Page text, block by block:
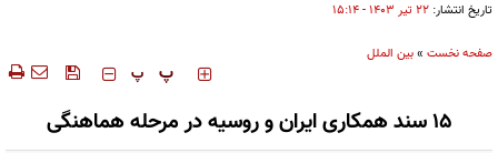
تاریخ انتشار: ۲۲ تير ۱۴۰۳ - ۱۵:۱۴
صفحه نخست »بین الملل
‍‍‍ پ پ
۱۵ سند همکاری ایران و روسیه در مرحله هماهنگی